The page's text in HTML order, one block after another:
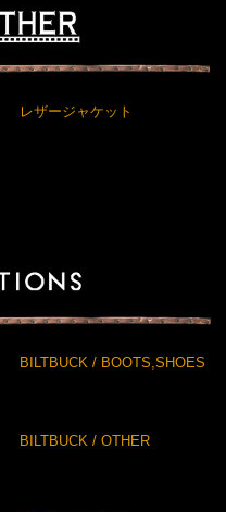
レザージャケット
BILTBUCK / BOOTS,SHOES
BILTBUCK / OTHER